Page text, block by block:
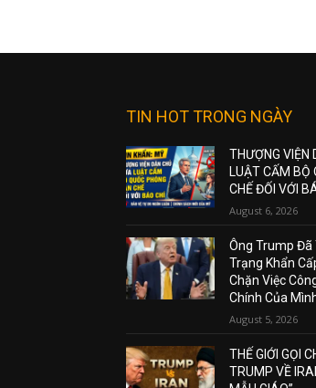
TIN HOT TRONG NGÀY
THƯỢNG VIỆN
LUẬT CẤM BỘ
CHẾ ĐỐI VỚI
August 6, 2026
Ông Trump Đã
Trạng Khẩn
Chặn Việc
Chính Của
August 5, 2026
THẾ GIỚI GỌI
TRUMP VỀ